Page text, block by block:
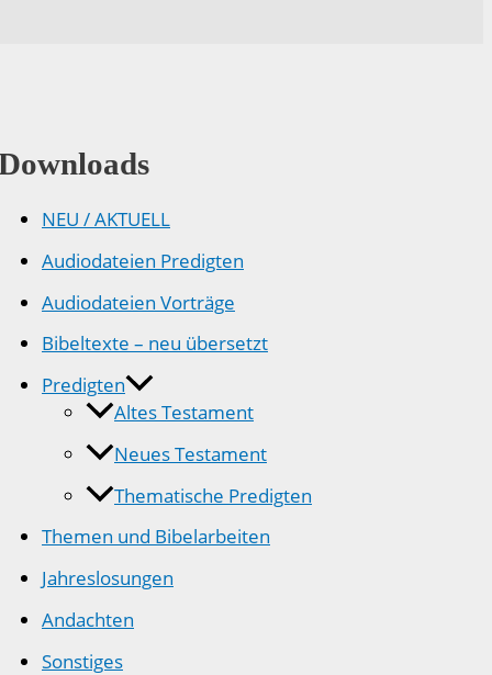
NEU / AKTUELL
Audiodateien Predigten
Audiodateien Vorträge
Bibeltexte – neu übersetzt
Predigten
Altes Testament
Neues Testament
Thematische Predigten
Themen und Bibelarbeiten
Jahreslosungen
Andachten
Sonstiges